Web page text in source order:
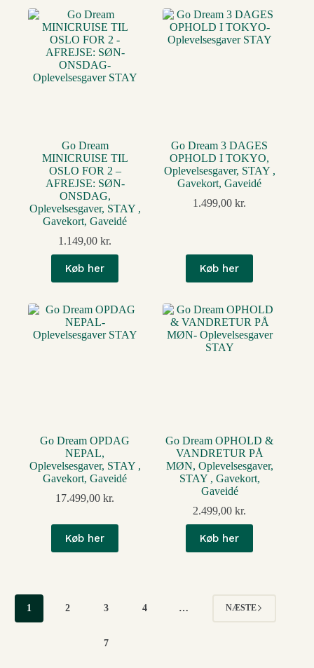
Go Dream
MINICRUISE TIL
OSLO FOR 2 –
AFREJSE: SØN-
ONSDAG,
Oplevelsesgaver, STAY ,
Gavekort, Gaveidé
1.149,00kr.
Køb her
Go Dream 3 DAGES
OPHOLD I TOKYO,
Oplevelsesgaver, STAY ,
Gavekort, Gaveidé
1.499,00kr.
Køb her
Go Dream OPDAG
NEPAL,
Oplevelsesgaver, STAY ,
Gavekort, Gaveidé
17.499,00kr.
Køb her
Go Dream OPHOLD &
VANDRETUR PÅ
MØN, Oplevelsesgaver,
STAY , Gavekort,
Gaveidé
2.499,00kr.
Køb her
1 2 3 4 …
7
NÆSTE